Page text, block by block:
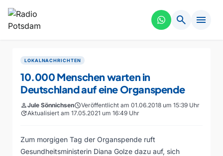
search menu
LOKALNACHRICHTEN
10.000 Menschen warten in
Deutschland auf eine Organspende
personJule SönnichsenscheduleVeröffentlicht am 01.06.2018 um 15:39 Uhr
updateAktualisiert am 17.05.2021 um 16:49 Uhr
Zum morgigen Tag der Organspende ruft
Gesundheitsministerin Diana Golze dazu auf, sich